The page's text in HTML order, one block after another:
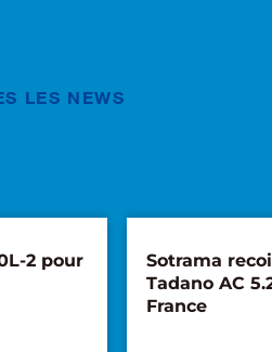
LES NEWS
2 pour
Sotrama
Tadano AC
France